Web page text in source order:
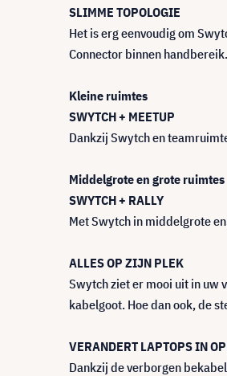
SLIMME TOPOLOGIE
Het is erg eenvoudig om
Connector binnen handbereik.
Kleine ruimtes
SWYTCH + MEETUP
Dankzij Swytch en
Middelgrote en grote ruimtes
SWYTCH + RALLY
Met Swytch in middelgrote
ALLES OP ZIJN PLEK
Swytch ziet er mooi uit in uw
kabelgoot. Hoe dan ook, de
VERANDERT LAPTOPS IN
Dankzij de verborgen